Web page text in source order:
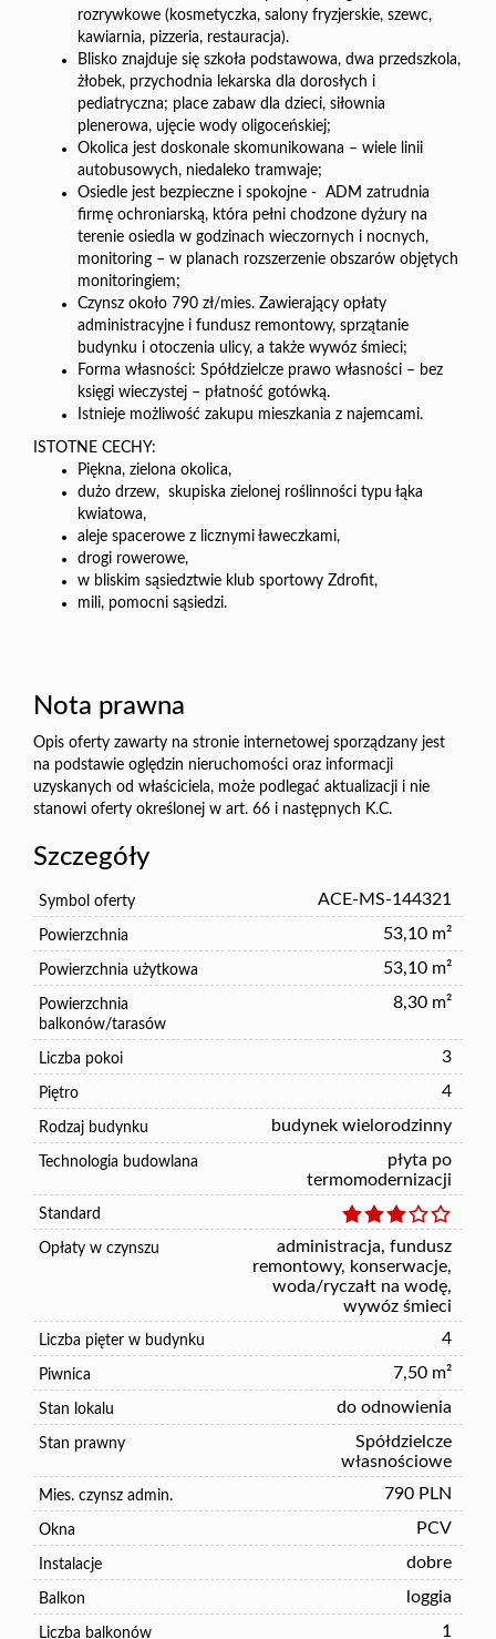
rozrywkowe (kosmetyczka, salony fryzjerskie, szewc,
kawiarnia, pizzeria, restauracja).
Blisko znajduje się szkoła podstawowa, dwa przedszkola,
żłobek, przychodnia lekarska dla dorosłych i
pediatryczna; place zabaw dla dzieci, siłownia
plenerowa, ujęcie wody oligoceńskiej;
Okolica jest doskonale skomunikowana – wiele linii
autobusowych, niedaleko tramwaje;
Osiedle jest bezpieczne i spokojne - ADM zatrudnia
firmę ochroniarską, która pełni chodzone dyżury na
terenie osiedla w godzinach wieczornych i nocnych,
monitoring – w planach rozszerzenie obszarów objętych
monitoringiem;
Czynsz około 790 zł/mies. Zawierający opłaty
administracyjne i fundusz remontowy, sprzątanie
budynku i otoczenia ulicy, a także wywóz śmieci;
Forma własności: Spółdzielcze prawo własności – bez
księgi wieczystej – płatność gotówką.
Istnieje możliwość zakupu mieszkania z najemcami.
ISTOTNE CECHY:
Piękna, zielona okolica,
dużo drzew, skupiska zielonej roślinności typu łąka
kwiatowa,
aleje spacerowe z licznymi ławeczkami,
drogi rowerowe,
w bliskim sąsiedztwie klub sportowy Zdrofit,
mili, pomocni sąsiedzi.
Nota prawna
Opis oferty zawarty na stronie internetowej sporządzany jest
na podstawie oględzin nieruchomości oraz informacji
uzyskanych od właściciela, może podlegać aktualizacji i nie
stanowi oferty określonej w art. 66 i następnych K.C.
Szczegóły
Symbol oferty ACE-MS-144321
Powierzchnia 53,10 m²
Powierzchnia użytkowa 53,10 m²
Powierzchnia
balkonów/tarasów
8,30 m²
Liczba pokoi 3
Piętro 4
Rodzaj budynku budynek wielorodzinny
Technologia budowlana
płyta po
termomodernizacji
Standard
Opłaty w czynszu
administracja, fundusz
remontowy, konserwacje,
woda/ryczałt na wodę,
wywóz śmieci
Liczba pięter w budynku 4
Piwnica 7,50 m²
Stan lokalu do odnowienia
Stan prawny
Spółdzielcze
własnościowe
Mies. czynsz admin. 790 PLN
Okna PCV
Instalacje dobre
Balkon loggia
Liczba balkonów 1